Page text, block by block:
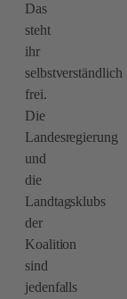
Das
steht
ihr
selbstverständlich
frei.
Die
Landesregierung
und
die
Landtagsklubs
der
Koalition
sind
jedenfalls